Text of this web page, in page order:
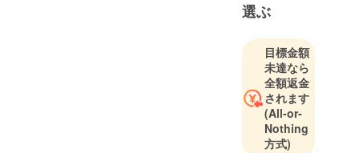
選ぶ
目標金額
未達なら
全額返金
されます
(All-or-
Nothing
方式)